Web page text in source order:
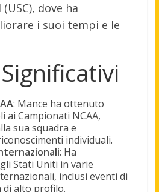
dove ha
i suoi tempi e le
: Mance ha ottenuto
ai Campionati NCAA,
sua squadra e
individuali.
: Ha
Stati Uniti in varie
inclusi eventi di
di alto profilo.